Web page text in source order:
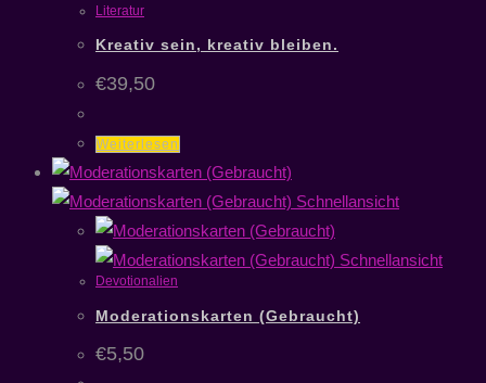
Literatur
Kreativ sein, kreativ bleiben.
€39,50
Weiterlesen
Schnellansicht
Schnellansicht
Devotionalien
Moderationskarten (Gebraucht)
€5,50